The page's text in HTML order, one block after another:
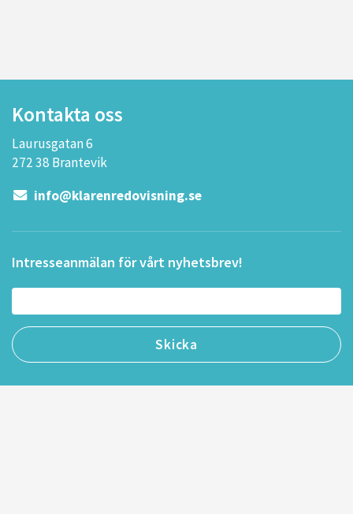
Kontakta oss
Laurusgatan 6
272 38 Brantevik
info@klarenredovisning.se
Intresseanmälan för vårt nyhetsbrev!